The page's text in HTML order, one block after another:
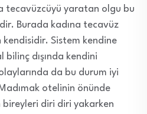
tecavüzcüyü yaratan olgu bu
Burada kadına tecavüz
Sistem kendine
dışında kendini
da bu durum iyi
otelinin önünde
bireyleri diri diri yakarken